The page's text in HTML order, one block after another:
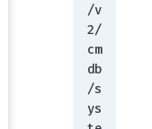
/v
2/
cm
db
/s
ys